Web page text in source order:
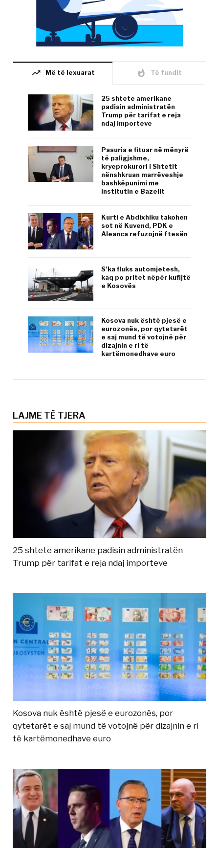
trending_up Më të lexuarat whatshot Të fundit
25 shtete amerikane
padisin administratën
Trump për tarifat e reja
ndaj importeve
Pasuria e fituar në mënyrë
të paligjshme,
kryeprokurori i Shtetit
nënshkruan marrëveshje
bashkëpunimi me
Institutin e Bazelit
Kurti e Abdixhiku takohen
sot në Kuvend, PDK e
Aleanca refuzojnë ftesën
S’ka fluks automjetesh,
kaq po pritet nëpër kufijtë
e Kosovës
Kosova nuk është pjesë e
eurozonës, por qytetarët
e saj mund të votojnë për
dizajnin e ri të
kartëmonedhave euro
LAJME TË TJERA
25 shtete amerikane padisin administratën
Trump për tarifat e reja ndaj importeve
Kosova nuk është pjesë e eurozonës, por
qytetarët e saj mund të votojnë për dizajnin e ri
të kartëmonedhave euro